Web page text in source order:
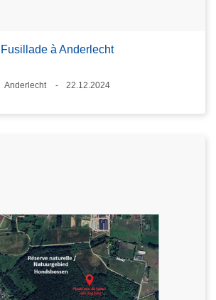
Fusillade à Anderlecht
Lieux
Anderlecht
22.12.2024